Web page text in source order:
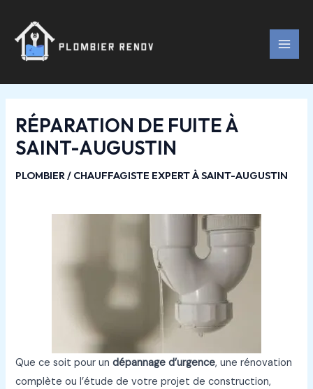
contenu
RÉPARATION DE FUITE À
SAINT-AUGUSTIN
PLOMBIER / CHAUFFAGISTE EXPERT À SAINT-AUGUSTIN
Que ce soit pour undépannage d’urgence, une rénovation
complète ou l’étude de votre projet de construction,
articles